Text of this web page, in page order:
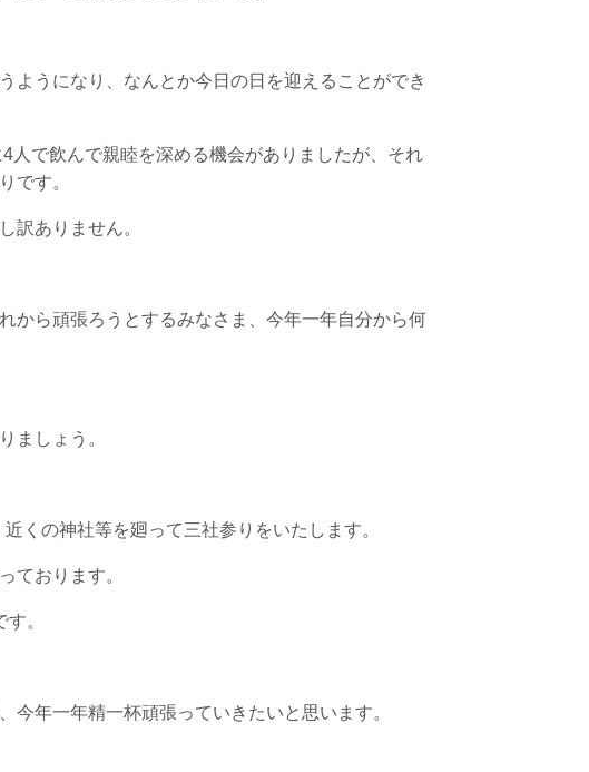
ようになり、なんとか今日の日を迎えることができ
人で飲んで親睦を深める機会がありましたが、それ
です。
訳ありません。
から頑張ろうとするみなさま、今年一年自分から何
ましょう。
くの神社等を廻って三社参りをいたします。
ております。
。
年一年精一杯頑張っていきたいと思います。